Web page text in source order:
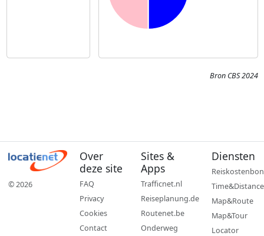
Bron CBS 2024
© 2026
Over
deze site
FAQ
Privacy
Cookies
Contact
Sites &
Apps
Trafficnet.nl
Reiseplanung.de
Routenet.be
Onderweg
Diensten
Reiskostenbon
Time&Distance
Map&Route
Map&Tour
Locator